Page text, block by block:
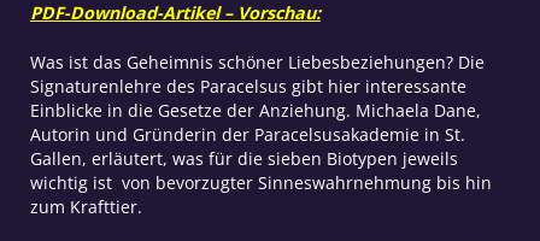
PDF-Download-Artikel – Vorschau:
Was ist das Geheimnis schöner Liebesbeziehungen? Die
Signaturenlehre des Paracelsus gibt hier interessante
Einblicke in die Gesetze der Anziehung. Michaela Dane,
Autorin und Gründerin der Paracelsusakademie in St.
Gallen, erläutert, was für die sieben Biotypen jeweils
wichtig ist von bevorzugter Sinneswahrnehmung bis hin
zum Krafttier.